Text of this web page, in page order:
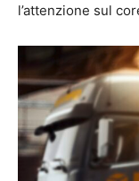
l’attenzione sul